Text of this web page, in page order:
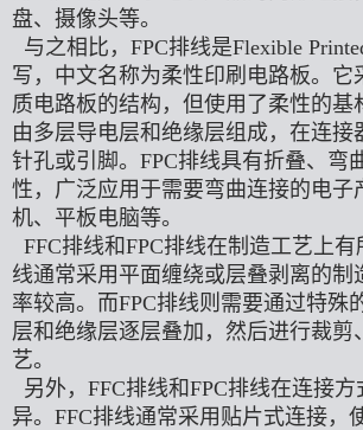
盘、摄像头等。
与之相比，FPC排线是Flexible
写，中文名称为柔性印刷电路板。它
质电路板的结构，但使用了柔性的基
由多层导电层和绝缘层组成，在连接
针孔或引脚。FPC排线具有折叠、弯
性，广泛应用于需要弯曲连接的电子
机、平板电脑等。
FFC排线和FPC排线在制造工艺上
线通常采用平面缠绕或层叠剥离的制
率较高。而FPC排线则需要通过特殊
层和绝缘层逐层叠加，然后进行裁剪
艺。
另外，FFC排线和FPC排线在连接
异。FFC排线通常采用贴片式连接，